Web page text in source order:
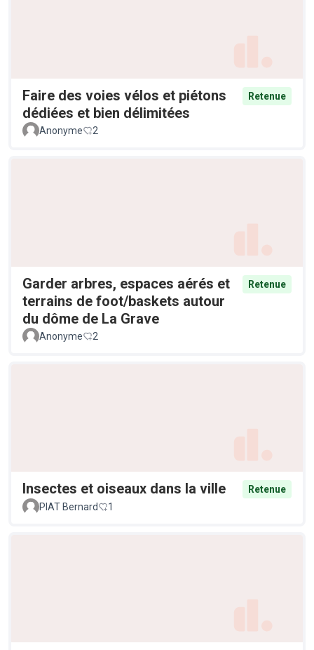
Faire des voies vélos et piétons
dédiées et bien délimitées
Retenue
Anonyme 2
Garder arbres, espaces aérés et
terrains de foot/baskets autour
du dôme de La Grave
Retenue
Anonyme 2
Insectes et oiseaux dans la ville
Retenue
PIAT Bernard
1